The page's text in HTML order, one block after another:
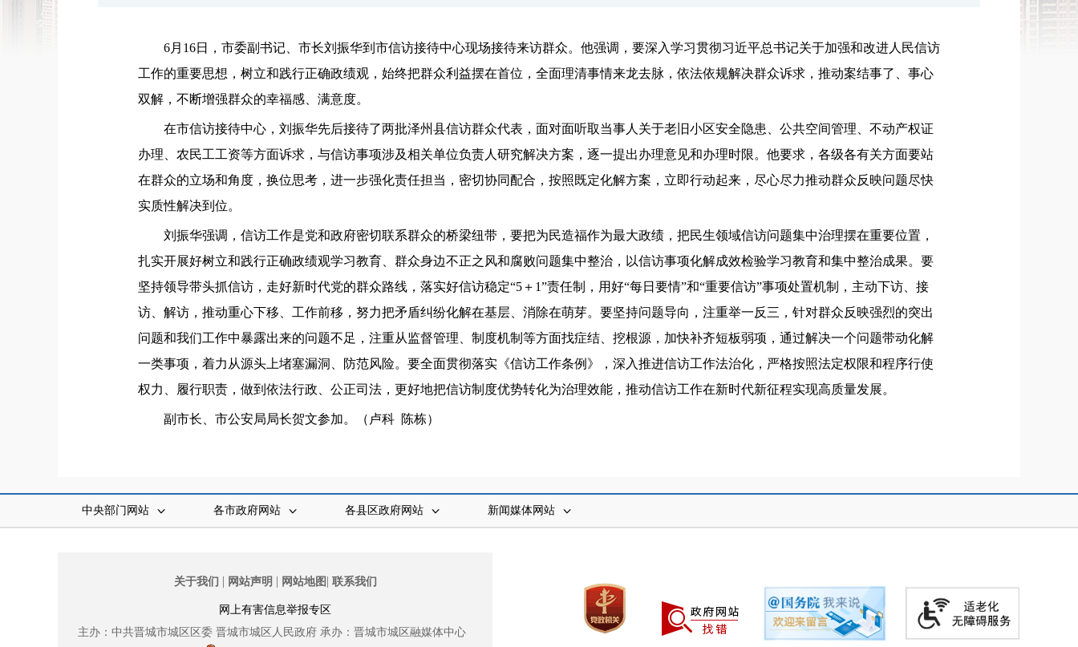
6月16日，市委副书记、市长刘振华到市信访接待中心现场接待来访群众。他强调，要深入学习贯彻习近平总书记关于加强和改进人民信访
工作的重要思想，树立和践行正确政绩观，始终把群众利益摆在首位，全面理清事情来龙去脉，依法依规解决群众诉求，推动案结事了、事心
双解，不断增强群众的幸福感、满意度。
在市信访接待中心，刘振华先后接待了两批泽州县信访群众代表，面对面听取当事人关于老旧小区安全隐患、公共空间管理、不动产权证
办理、农民工工资等方面诉求，与信访事项涉及相关单位负责人研究解决方案，逐一提出办理意见和办理时限。他要求，各级各有关方面要站
在群众的立场和角度，换位思考，进一步强化责任担当，密切协同配合，按照既定化解方案，立即行动起来，尽心尽力推动群众反映问题尽快
实质性解决到位。
刘振华强调，信访工作是党和政府密切联系群众的桥梁纽带，要把为民造福作为最大政绩，把民生领域信访问题集中治理摆在重要位置，
扎实开展好树立和践行正确政绩观学习教育、群众身边不正之风和腐败问题集中整治，以信访事项化解成效检验学习教育和集中整治成果。要
坚持领导带头抓信访，走好新时代党的群众路线，落实好信访稳定“5＋1”责任制，用好“每日要情”和“重要信访”事项处置机制，主动下访、接
访、解访，推动重心下移、工作前移，努力把矛盾纠纷化解在基层、消除在萌芽。要坚持问题导向，注重举一反三，针对群众反映强烈的突出
问题和我们工作中暴露出来的问题不足，注重从监督管理、制度机制等方面找症结、挖根源，加快补齐短板弱项，通过解决一个问题带动化解
一类事项，着力从源头上堵塞漏洞、防范风险。要全面贯彻落实《信访工作条例》，深入推进信访工作法治化，严格按照法定权限和程序行使
权力、履行职责，做到依法行政、公正司法，更好地把信访制度优势转化为治理效能，推动信访工作在新时代新征程实现高质量发展。
副市长、市公安局局长贺文参加。（卢科 陈栋）
中央部门网站 各市政府网站 各县区政府网站 新闻媒体网站
关于我们 | 网站声明 | 网站地图 | 联系我们
网上有害信息举报专区
主办：中共晋城市城区区委 晋城市城区人民政府 承办：晋城市城区融媒体中心